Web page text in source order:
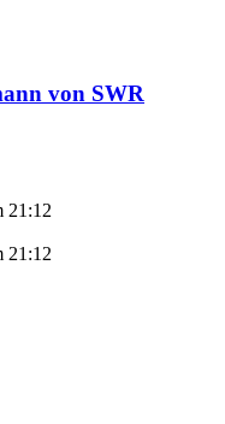
von SWR
21:12
21:12